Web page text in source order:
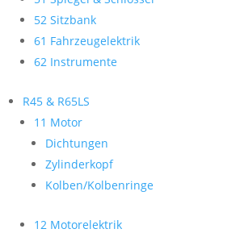
52 Sitzbank
61 Fahrzeugelektrik
62 Instrumente
R45 & R65LS
11 Motor
Dichtungen
Zylinderkopf
Kolben/Kolbenringe
12 Motorelektrik